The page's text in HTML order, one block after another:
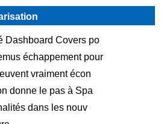
Dashboard Covers po
échappement pour
vraiment écon
donne le pas à Spa
dans les nouv